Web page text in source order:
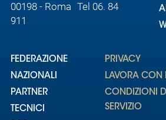
00198 - Roma Tel 06. 84
911
FEDERAZIONE
NAZIONALI
PARTNER
TECNICI
PRIVACY
LAVORA CON
CONDIZIONI
SERVIZIO